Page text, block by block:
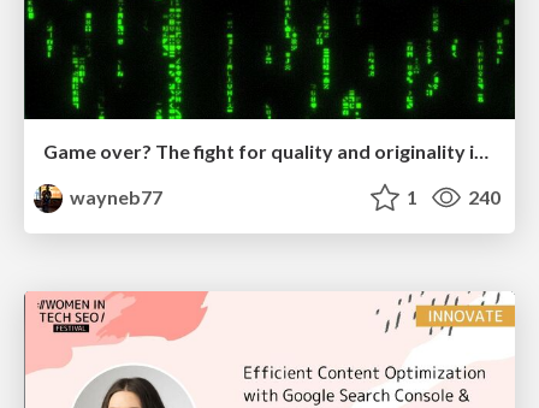
Game over? The fight for quality and originality in the time of robots
wayneb77
1 240